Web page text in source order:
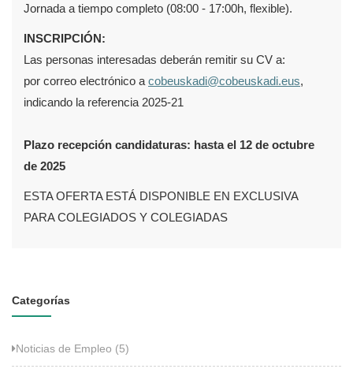
Jornada a tiempo completo (08:00 - 17:00h, flexible).
INSCRIPCIÓN:
Las personas interesadas deberán remitir su CV a:
por correo electrónico a cobeuskadi@cobeuskadi.eus,
indicando la referencia 2025-21
Plazo recepción candidaturas: hasta el 12 de octubre
de 2025
ESTA OFERTA ESTÁ DISPONIBLE EN EXCLUSIVA
PARA COLEGIADOS Y COLEGIADAS
Categorías
Noticias de Empleo (5)